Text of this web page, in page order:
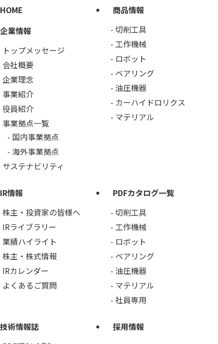
HOME
企業情報
トップメッセージ
会社概要
企業理念
事業紹介
役員紹介
事業拠点一覧
国内事業拠点
海外事業拠点
サステナビリティ
商品情報
切削工具
工作機械
ロボット
ベアリング
油圧機器
カーハイドロリクス
マテリアル
IR情報
株主・投資家の皆様へ
IRライブラリー
業績ハイライト
株主・株式情報
IRカレンダー
よくあるご質問
PDFカタログ一覧
切削工具
工作機械
ロボット
ベアリング
油圧機器
マテリアル
社員専用
技術情報誌
採用情報